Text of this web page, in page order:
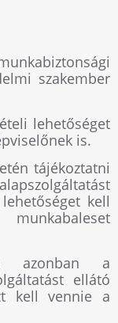
szakember
lehetőséget
is.
tájékoztatni
kell
azonban a
ellátó
kell vennie a